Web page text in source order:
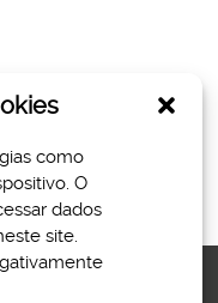
como
O
dados
site.